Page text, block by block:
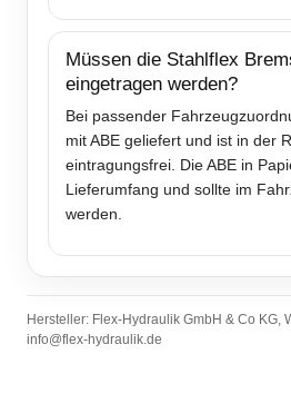
Müssen die Stahlflex
eingetragen werden?
Bei passender
mit ABE geliefert und ist in der
eintragungsfrei. Die ABE in
Lieferumfang und sollte im
werden.
Hersteller: Flex-Hydraulik GmbH & Co KG,
info@flex-hydraulik.de